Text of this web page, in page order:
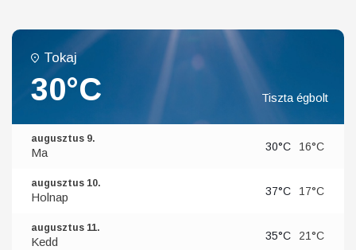
Tokaj
30°C Tiszta égbolt
augusztus 9.
Ma 30°C 16°C
augusztus 10.
Holnap 37°C 17°C
augusztus 11.
Kedd 35°C 21°C